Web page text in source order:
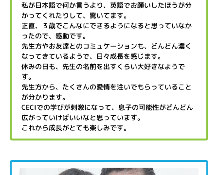
私が日本語で何か言うより、英語でお願いしたほうが分
かってくれたりして、驚いてます。
正直、３歳でこんなにできるようになると思っていなか
ったので、感動です。
先生方やお友達とのコミュケーションも、どんどん濃く
なってきているようで、日々成長を感じます。
休みの日も、先生の名前を出すくらい大好きなようで
す。
先生方から、たくさんの愛情を注いでもらっていること
が分かります。
CECIでの学びが刺激になって、息子の可能性がどんどん
広がっていけばいいなと思っています。
これから成長がとても楽しみです。